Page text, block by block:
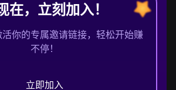
在，立刻加入！
你的专属邀请链接，轻松开始赚
不停！
立即加入